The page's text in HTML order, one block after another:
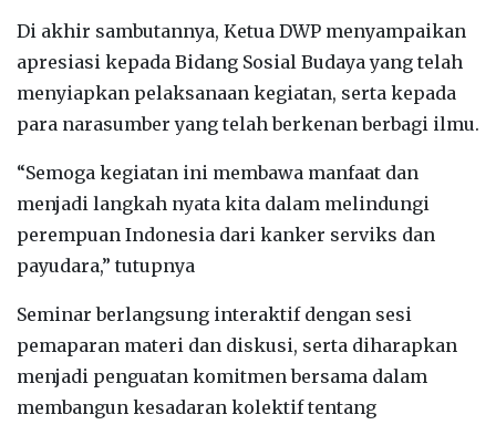
Di akhir sambutannya, Ketua DWP menyampaikan
apresiasi kepada Bidang Sosial Budaya yang telah
menyiapkan pelaksanaan kegiatan, serta kepada
para narasumber yang telah berkenan berbagi ilmu.
“Semoga kegiatan ini membawa manfaat dan
menjadi langkah nyata kita dalam melindungi
perempuan Indonesia dari kanker serviks dan
payudara,” tutupnya
Seminar berlangsung interaktif dengan sesi
pemaparan materi dan diskusi, serta diharapkan
menjadi penguatan komitmen bersama dalam
membangun kesadaran kolektif tentang